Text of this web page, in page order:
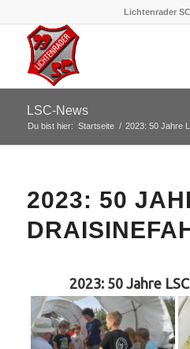
Lichtenrader
LSC-News
Du bist hier: Startseite / 2023: 50 Jahre
2023: 50
2023: 50 Jahre